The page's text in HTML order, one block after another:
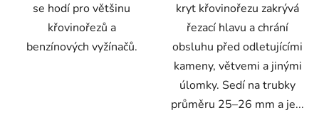
se hodí pro většinu
křovinořezů a
benzínových vyžínačů.
kryt křovinořezu zakrývá
řezací hlavu a chrání
obsluhu před odletujícími
kameny, větvemi a jinými
úlomky. Sedí na trubky
průměru 25–26 mm a je...